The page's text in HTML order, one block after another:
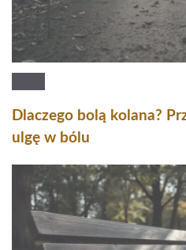
Dlaczego bolą kolana?
ulgę w bólu